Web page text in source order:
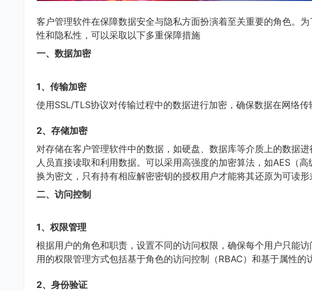
客户管理软件在保障数据安全与隐私方面扮演着至关重要的角色。
性和隐私性，可以采取以下多重保障措施
一、数据加密
1、传输加密
使用SSL/TLS协议对传输过程中的数据进行加密，确保数据在网络传
2、存储加密
对存储在客户管理软件中的数据，如硬盘、数据库等介质上的数据
人员直接读取和利用数据。可以采用高强度的加密算法，如AES（
换为密文，只有持有相应解密密钥的授权用户才能将其还原为可读形
二、访问控制
1、权限管理
根据用户的角色和职责，设置不同的访问权限，确保每个用户只能
用的权限管理方式包括基于角色的访问控制（RBAC）和基于属性的
2、身份验证